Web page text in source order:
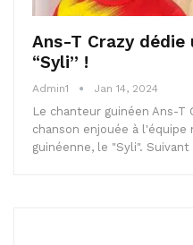
Ans-T Crazy dédie
“Syli” !
Admin1 Jan 14, 2024
Le chanteur guinéen Ans-T
chanson enjouée à
guinéenne, le "Syli".